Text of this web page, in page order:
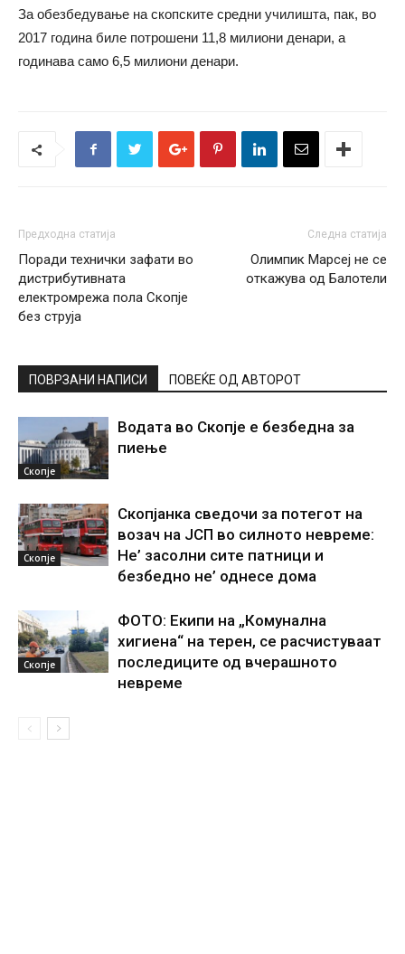
За обезбедување на скопските средни училишта, пак, во
2017 година биле потрошени 11,8 милиони денари, а
годинава само 6,5 милиони денари.
Предходна статија
Поради технички зафати во
дистрибутивната
електромрежа пола Скопје
без струја
Следна статија
Олимпик Марсеј не се
откажува од Балотели
ПОВРЗАНИ НАПИСИ ПОВЕЌЕ ОД АВТОРОТ
Скопје
Водата во Скопје е безбедна за
пиење
Скопје
Скопјанка сведочи за потегот на
возач на ЈСП во силното невреме:
Не’ засолни сите патници и
безбедно не’ однесе дома
Скопје
ФОТО: Екипи на „Комунална
хигиена“ на терен, се расчистуваат
последиците од вчерашното
невреме